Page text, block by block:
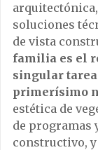
soluciones
de vista
familia es el
singular
primerísimo
estética de
de programas
constructivo, y